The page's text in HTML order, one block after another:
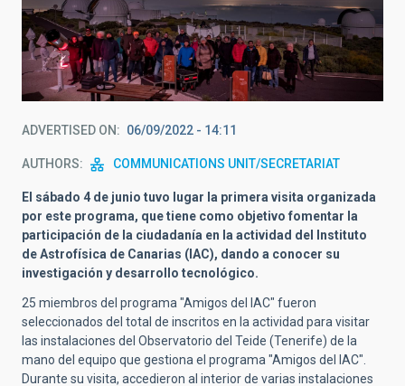
ADVERTISED ON 06/09/2022 - 14:11
AUTHORS COMMUNICATIONS UNIT/SECRETARIAT
El sábado 4 de junio tuvo lugar la primera visita organizada
por este programa, que tiene como objetivo fomentar la
participación de la ciudadanía en la actividad del Instituto
de Astrofísica de Canarias (IAC), dando a conocer su
investigación y desarrollo tecnológico.
25 miembros del programa "Amigos del IAC" fueron
seleccionados del total de inscritos en la actividad para visitar
las instalaciones del Observatorio del Teide (Tenerife) de la
mano del equipo que gestiona el programa "Amigos del IAC".
Durante su visita, accedieron al interior de varias instalaciones